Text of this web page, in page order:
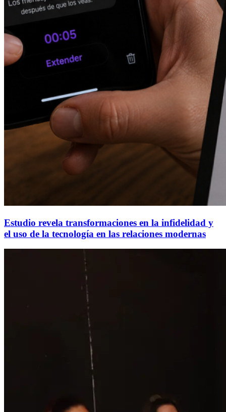
Estudio revela transformaciones en la infidelidad y
el uso de la tecnología en las relaciones modernas